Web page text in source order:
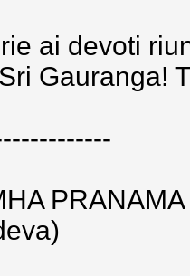
ai devoti
Gauranga!